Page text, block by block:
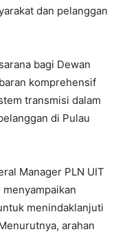
dan pelanggan
bagi Dewan
komprehensif
transmisi dalam
di Pulau
Manager PLN UIT
menyampaikan
menindaklanjuti
arahan